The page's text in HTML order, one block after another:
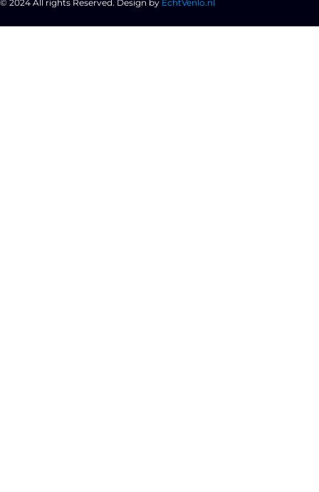
© 2024 All rights Reserved. Design by EchtVenlo.nl